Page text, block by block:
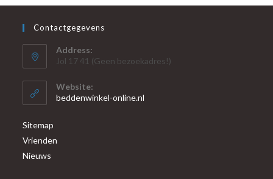
Contactgegevens
Address:
Jol 17 41 (Geen bezoekadres!)
Website:
beddenwinkel-online.nl
Sitemap
Vrienden
Nieuws